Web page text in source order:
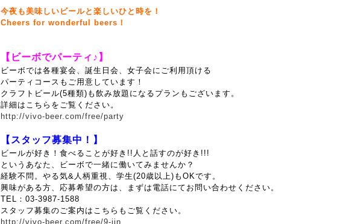
今夜も美味しいビールと楽しいひと時を！
Cheers for wonderful beers！
【ビーボでパーティ♪】
ビーボでは各種宴会、誕生日会、女子会にご利用頂ける
パーティコースもご用意しています！
クラフトビール(5種類)も飲み放題になるプランもございます。
詳細はこちらをご覧ください。
http://vivo-beer.com/free/party
【スタッフ募集中！】
ビールが好き！食べることが好き!!人と話すのが好き!!!
というあなた、ビーボで一緒に働いてみませんか？
経験不問。やる気&人柄重視、 学生(20歳以上)もOKです。
興味がある方、応募希望の方は、まずは電話にてお問い合わせください。
TEL：03-3987-1588
スタッフ募集のご案内はこちらもご覧ください。
http://vivo-beer.com/free/9-jin